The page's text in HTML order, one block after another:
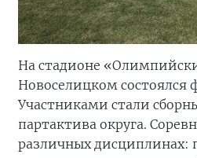
На стадионе
Новоселицком состоялся
Участниками стали
партактива округа.
различных дисциплинах: